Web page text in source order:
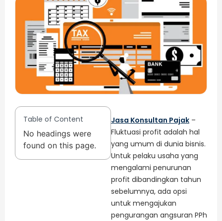
Table of Content
No headings were
found on this page.
Jasa Konsultan Pajak –
Fluktuasi profit adalah hal
yang umum di dunia bisnis.
Untuk pelaku usaha yang
mengalami penurunan
profit dibandingkan tahun
sebelumnya, ada opsi
untuk mengajukan
pengurangan angsuran PPh